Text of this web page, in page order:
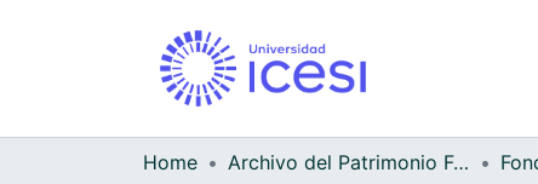
Home Archivo del Patrimonio Fotográfico y Fílmico del Valle del Cauca